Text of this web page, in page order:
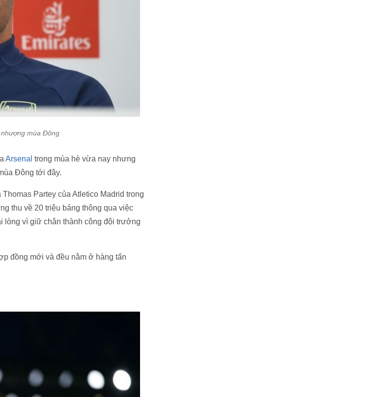
mùa Đông
Arsenal trong mùa hè vừa nay nhưng
Đông tới đây.
Partey của Atletico Madrid trong
thu về 20 triệu bảng thông qua việc
lòng vì giữ chân thành công đội trưởng
đồng mới và đều nằm ở hàng tấn